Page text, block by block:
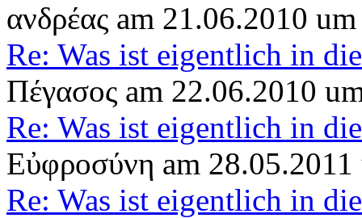
ανδρέας am 21.06.2010
Re: Was ist eigentlich in
Πέγασος am 22.06.2010
Re: Was ist eigentlich in
Εὐφροσύνη am
Re: Was ist eigentlich in